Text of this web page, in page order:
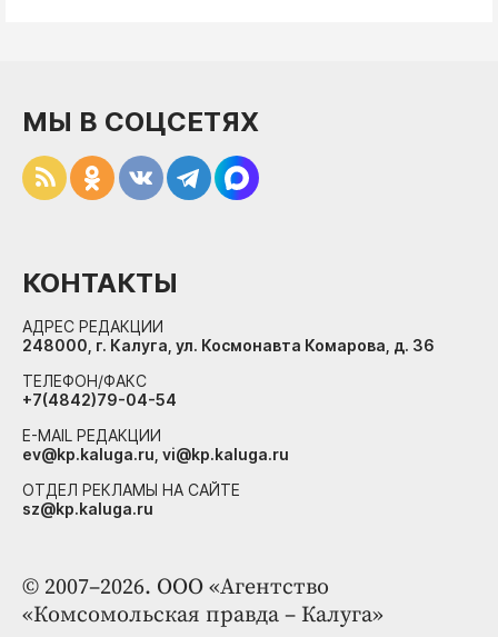
© 2007–2026. ООО «Агентство
«Комсомольская правда – Калуга»
МЫ В СОЦСЕТЯХ
КОНТАКТЫ
АДРЕС РЕДАКЦИИ
248000, г. Калуга, ул. Космонавта Комарова, д. 36
ТЕЛЕФОН/ФАКС
+7(4842)79-04-54
E-MAIL РЕДАКЦИИ
ev@kp.kaluga.ru, vi@kp.kaluga.ru
ОТДЕЛ РЕКЛАМЫ НА САЙТЕ
sz@kp.kaluga.ru